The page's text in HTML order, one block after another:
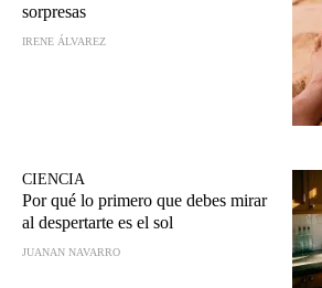
sorpresas
IRENE ÁLVAREZ
CIENCIA
Por qué lo primero que debes mirar
al despertarte es el sol
JUANAN NAVARRO